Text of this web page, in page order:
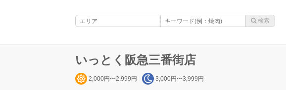
いっとく阪急三番街店
2,000円〜2,999円 3,000円〜3,999円